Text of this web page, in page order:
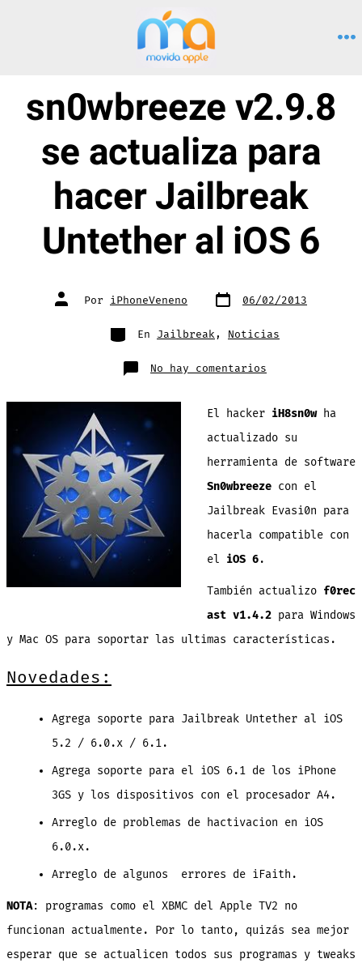
sn0wbreeze v2.9.8
se actualiza para
hacer Jailbreak
Untether al iOS 6
Autor
de Por iPhoneVeneno Fecha
de 06/02/2013
Categorías
En Jailbreak, Noticias
No hay comentarios
sn0wbreeze
actualiza
para
Jailbreak
Untether
al
iOS
El hacker iH8sn0wha
actualizado su
herramienta de software
Sn0wbreeze con el
Jailbreak Evasi0n para
hacerla compatible con
el iOS 6.
También actualizo f0rec
ast v1.4.2 para Windows
y Mac OS para soportar las ultimas características.
Novedades:
Agrega soporte para Jailbreak Untether al iOS
5.2 / 6.0.x / 6.1.
Agrega soporte para el iOS 6.1 de los iPhone
3GS y los dispositivos con el procesador A4.
Arreglo de problemas de hactivacion en iOS
6.0.x.
Arreglo de algunos errores de iFaith.
NOTA: programas como el XBMC del Apple TV2 no
funcionan actualmente. Por lo tanto, quizás sea mejor
esperar que se actualicen todos sus programas y tweaks